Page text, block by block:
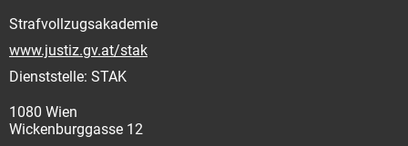
Strafvollzugsakademie
www.justiz.gv.at/stak
Dienststelle: STAK
1080 Wien
Wickenburggasse 12